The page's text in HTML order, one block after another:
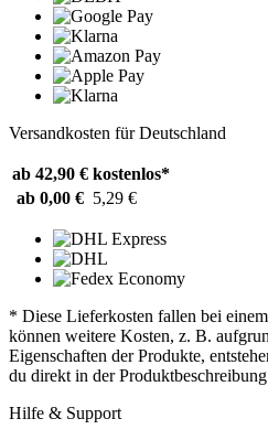
Versandkosten für Deutschland
ab 42,90 € kostenlos*
ab 0,00 € 5,29 €
* Diese Lieferkosten fallen bei
können weitere Kosten, z. B.
Eigenschaften der Produkte,
du direkt in der
Hilfe & Support